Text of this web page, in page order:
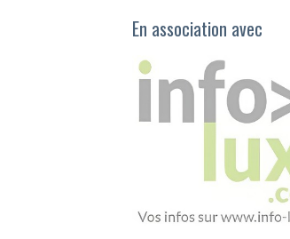
En association avec